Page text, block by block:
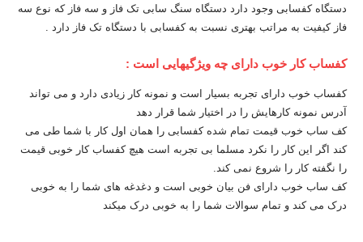
دستگاه کفسابی وجود دارد دستگاه سنگ سابی تک فاز و سه فاز که نوع سه
فاز کیفیت به مراتب بهتری نسبت به کفسابی با دستگاه تک فاز دارد .
کفساب کار خوب دارای چه ویژگیهایی است :
کفساب خوب دارای تجربه بسیار است و نمونه کار زیادی دارد و می تواند
آدرس نمونه کارهایش را در اختیار شما قرار دهد
کف ساب خوب قیمت تمام شده کفسابی را همان اول کار با شما طی می
کند اگر این کار را نکرد مسلما بی تجربه است هیچ کفساب کار خوبی قیمت
را نگفته کار را شروع نمی کند.
کف ساب خوب دارای فن بیان خوبی است و دغدغه های شما را به خوبی
درک می کند و تمام سوالات شما را به خوبی درک میکند